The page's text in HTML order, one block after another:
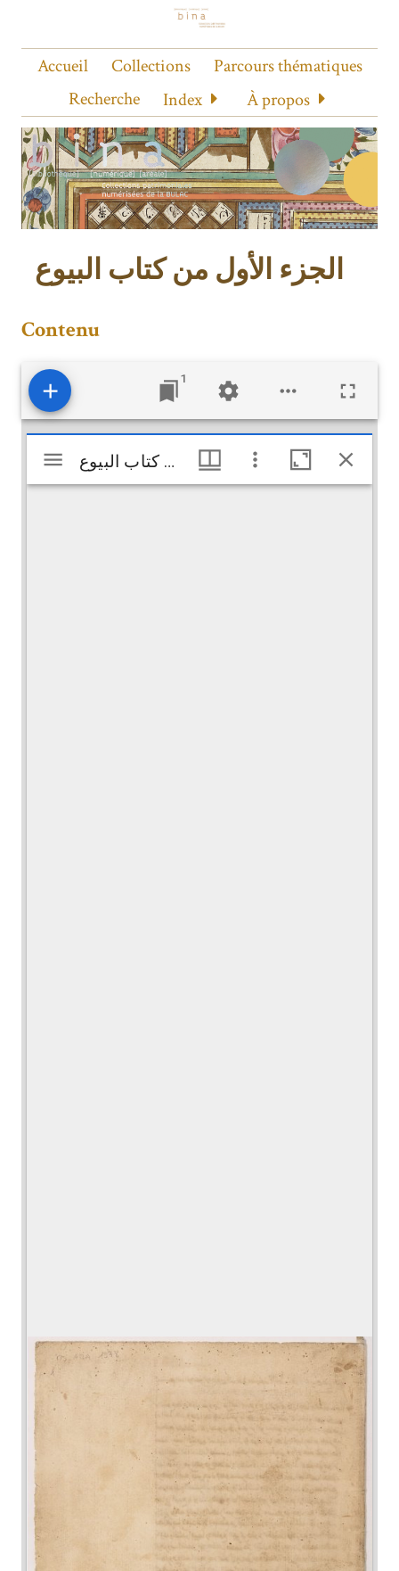
Accueil Collections
Parcours thématiques
Recherche
Index À propos
الجزء الأول من كتاب البيوع
Contenu
1
Visualiseur
Mirador
الجزء الأول من كتاب البيوع
الجزء الأول من كتاب البيوع